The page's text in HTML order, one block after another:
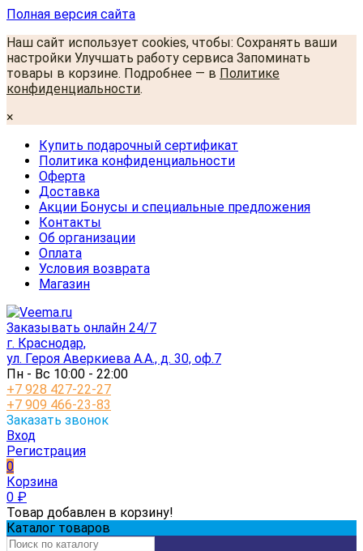
Полная версия сайта
Наш сайт использует cookies, чтобы: Сохранять ваши
настройки Улучшать работу сервиса Запоминать
товары в корзине. Подробнее — в Политике
конфиденциальности.
×
Купить подарочный сертификат
Политика конфиденциальности
Оферта
Доставка
Акции Бонусы и специальные предложения
Контакты
Об организации
Оплата
Условия возврата
Магазин
Заказывать онлайн 24/7
г. Краснодар,
ул. Героя Аверкиева А.А., д. 30, оф.7
Пн - Вс 10:00 - 22:00
+7 928 427-22-27
+7 909 466-23-83
Заказать звонок
Вход
Регистрация
0
Корзина
0 ₽
Товар добавлен в корзину!
Каталог товаров